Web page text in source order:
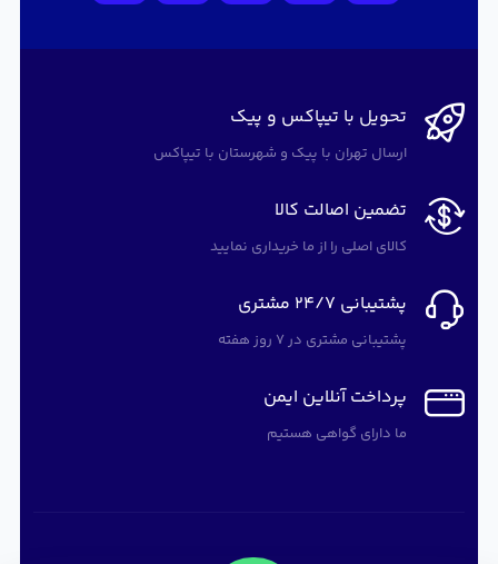
تحویل با تیپاکس و پیک
ارسال تهران با پیک و شهرستان با تیپاکس
تضمین اصالت کالا
کالای اصلی را از ما خریداری نمایید
پشتیبانی 24/7 مشتری
پشتیبانی مشتری در 7 روز هفته
پرداخت آنلاین ایمن
ما دارای گواهی هستیم